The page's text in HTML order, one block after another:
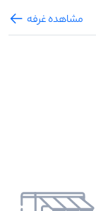
مشاهده غرفه